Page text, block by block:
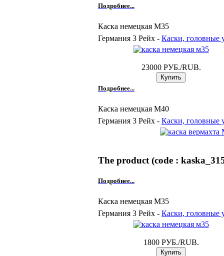
Подробнее...
Каска немецкая М35
Германия 3 Рейх - Каски, головные
23000 РУБ./RUB.
Подробнее...
Каска немецкая М40
Германия 3 Рейх - Каски, головные
The product (code :
Подробнее...
Каска немецкая М35
Германия 3 Рейх - Каски, головные
1800 РУБ./RUB.